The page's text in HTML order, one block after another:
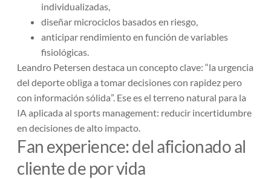
individualizadas,
diseñar microciclos basados en riesgo,
anticipar rendimiento en función de variables
fisiológicas.
Leandro Petersen destaca un concepto clave: “la urgencia
del deporte obliga a tomar decisiones con rapidez pero
con información sólida”. Ese es el terreno natural para la
IA aplicada al sports management: reducir incertidumbre
en decisiones de alto impacto.
Fan experience: del aficionado al
cliente de por vida